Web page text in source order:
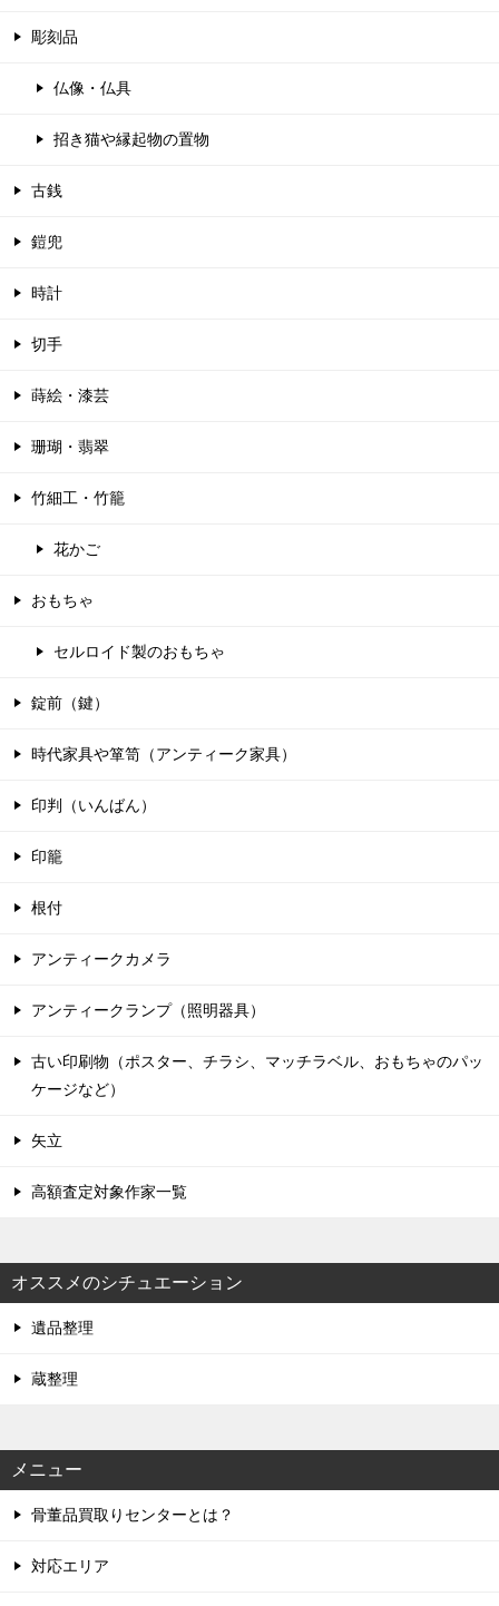
彫刻品
仏像・仏具
招き猫や縁起物の置物
古銭
鎧兜
時計
切手
蒔絵・漆芸
珊瑚・翡翠
竹細工・竹籠
花かご
おもちゃ
セルロイド製のおもちゃ
錠前（鍵）
時代家具や箪笥（アンティーク家具）
印判（いんばん）
印籠
根付
アンティークカメラ
アンティークランプ（照明器具）
古い印刷物（ポスター、チラシ、マッチラベル、おもちゃのパッ
ケージなど）
矢立
高額査定対象作家一覧
オススメのシチュエーション
遺品整理
蔵整理
メニュー
骨董品買取りセンターとは？
対応エリア